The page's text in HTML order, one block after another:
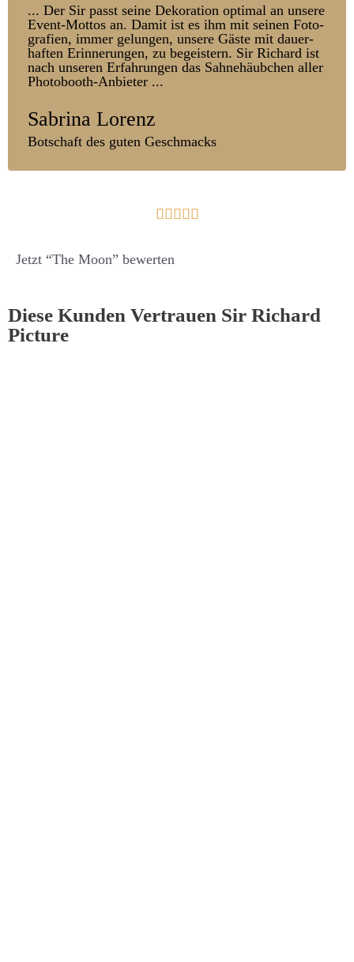
... Der Sir passt seine Dekoration optimal an unsere
Event-Mottos an. Damit ist es ihm mit seinen Foto­
grafien, immer ge­lungen, unsere Gäste mit dauer­
haften Er­inner­ungen, zu be­geistern. Sir Richard ist
nach unseren Er­fahr­ungen das Sahn­ehäub­chen aller
Photo­booth-Anbieter ...
Sabrina Lorenz
Botschaft des guten Geschmacks
    
Jetzt “The Moon” bewerten
Diese Kunden Vertrauen Sir Richard
Picture